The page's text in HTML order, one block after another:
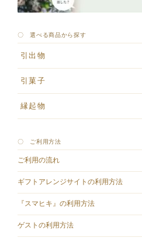
〇 選べる商品から探す
引出物
引菓子
縁起物
〇 ご利用方法
ご利用の流れ
ギフトアレンジサイトの利用方法
『スマヒキ』の利用方法
ゲストの利用方法